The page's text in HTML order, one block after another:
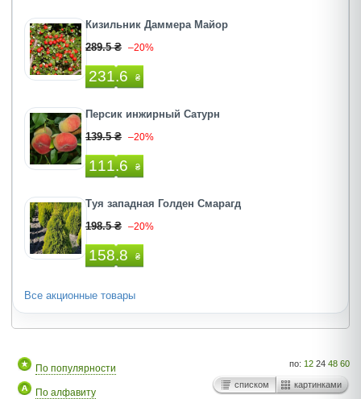
Кизильник Даммера Майор
289.5 ₴ –20%
231.6 ₴
Персик инжирный Сатурн
139.5 ₴ –20%
111.6 ₴
Туя западная Голден Смарагд
198.5 ₴ –20%
158.8 ₴
Все акционные товары
По популярности
По алфавиту
по: 12 24 48 60
списком картинками